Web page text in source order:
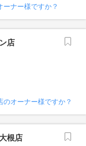
ナー様ですか？
店
オーナー様ですか？
根店